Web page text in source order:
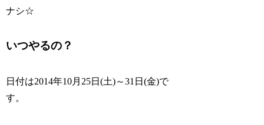
ナシ☆
いつやるの？
日付は2014年10月25日(土)～31日(金)で
す。